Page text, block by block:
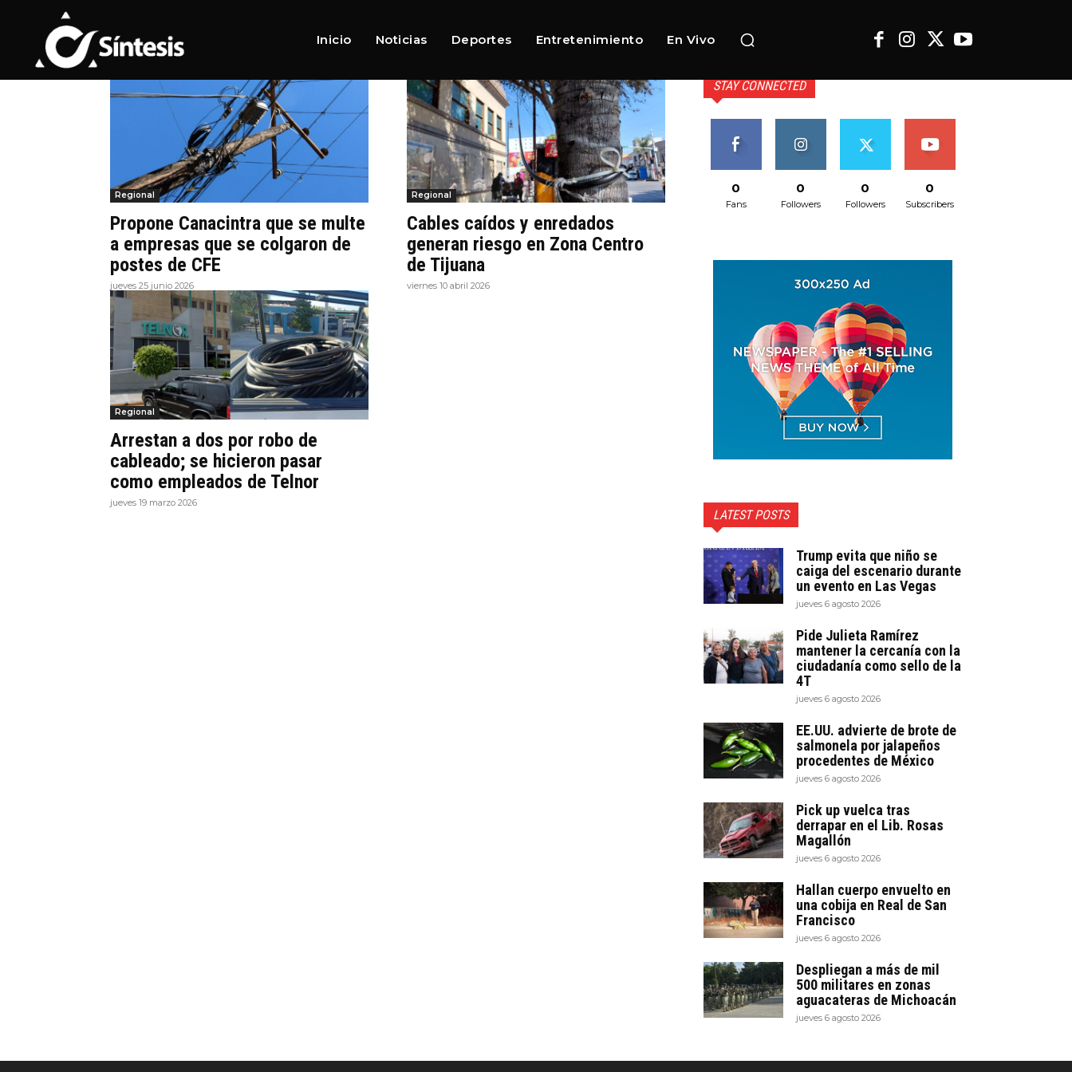
Inicio Noticias Deportes Entretenimiento En Vivo
Tag:Cableado
Regional
Propone Canacintra que se multe
a empresas que se colgaron de
postes de CFE
jueves 25 junio 2026
Regional
Cables caídos y enredados
generan riesgo en Zona Centro
de Tijuana
viernes 10 abril 2026
Regional
Arrestan a dos por robo de
cableado; se hicieron pasar
como empleados de Telnor
jueves 19 marzo 2026
STAY CONNECTED
0
Fans
0
Followers
0
Followers
0
Subscribers
LATEST POSTS
Trump evita que niño se
caiga del escenario durante
un evento en Las Vegas
jueves 6 agosto 2026
Pide Julieta Ramírez
mantener la cercanía con la
ciudadanía como sello de la
4T
jueves 6 agosto 2026
EE.UU. advierte de brote de
salmonela por jalapeños
procedentes de México
jueves 6 agosto 2026
Pick up vuelca tras
derrapar en el Lib. Rosas
Magallón
jueves 6 agosto 2026
Hallan cuerpo envuelto en
una cobija en Real de San
Francisco
jueves 6 agosto 2026
Despliegan a más de mil
500 militares en zonas
aguacateras de Michoacán
jueves 6 agosto 2026